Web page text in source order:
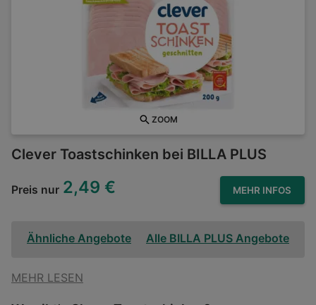
ZOOM
Clever Toastschinken bei BILLA PLUS
Preis nur 2,49 € MEHR INFOS
Ähnliche Angebote Alle BILLA PLUS Angebote
MEHR LESEN